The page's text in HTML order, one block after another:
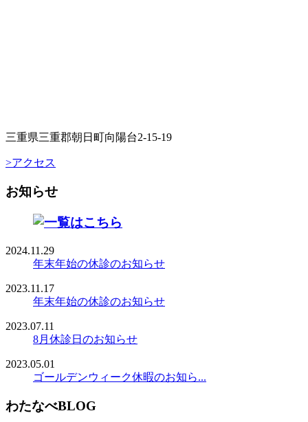
三重県三重郡朝日町向陽台2-15-19
>アクセス
お知らせ
2024.11.29
年末年始の休診のお知らせ
2023.11.17
年末年始の休診のお知らせ
2023.07.11
8月休診日のお知らせ
2023.05.01
ゴールデンウィーク休暇のお知ら...
わたなべBLOG